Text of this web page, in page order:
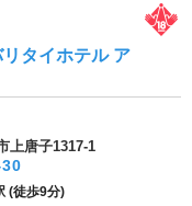
タイホテル ア
上唐子1317-1
(徒歩9分)